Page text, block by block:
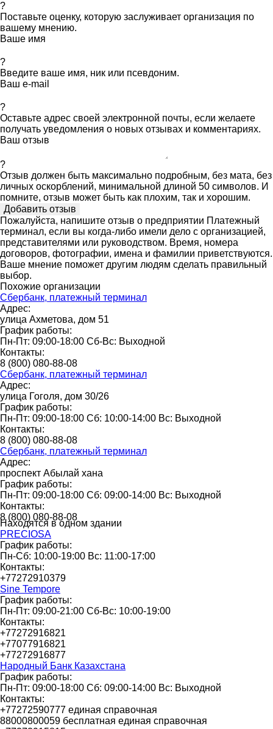
?
Поставьте оценку, которую заслуживает организация по
вашему мнению.
Ваше имя
?
Введите ваше имя, ник или псевдоним.
Ваш e-mail
?
Оставьте адрес своей электронной почты, если желаете
получать уведомления о новых отзывах и комментариях.
Ваш отзыв
?
Отзыв должен быть максимально подробным, без мата, без
личных оскорблений, минимальной длиной 50 символов. И
помните, отзыв может быть как плохим, так и хорошим.
Пожалуйста, напишите отзыв о предприятии Платежный
терминал, если вы когда-либо имели дело с организацией,
представителями или руководством. Время, номера
договоров, фотографии, имена и фамилии приветствуются.
Ваше мнение поможет другим людям сделать правильный
выбор.
Похожие организации
Сбербанк, платежный терминал
Адрес:
улица Ахметова, дом 51
График работы:
Пн-Пт: 09:00-18:00 Сб-Вс: Выходной
Контакты:
8 (800) 080-88-08
Сбербанк, платежный терминал
Адрес:
улица Гоголя, дом 30/26
График работы:
Пн-Пт: 09:00-18:00 Сб: 10:00-14:00 Вс: Выходной
Контакты:
8 (800) 080-88-08
Сбербанк, платежный терминал
Адрес:
проспект Абылай хана
График работы:
Пн-Пт: 09:00-18:00 Сб: 09:00-14:00 Вс: Выходной
Контакты:
8 (800) 080-88-08
Находятся в одном здании
PRECIOSA
График работы:
Пн-Сб: 10:00-19:00 Вс: 11:00-17:00
Контакты:
+77272910379
Sine Tempore
График работы:
Пн-Пт: 09:00-21:00 Сб-Вс: 10:00-19:00
Контакты:
+77272916821
+77077916821
+77272916877
Народный Банк Казахстана
График работы:
Пн-Пт: 09:00-18:00 Сб: 09:00-14:00 Вс: Выходной
Контакты:
+77272590777 единая справочная
88000800059 бесплатная единая справочная